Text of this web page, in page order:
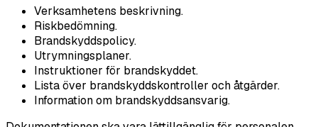
Verksamhetens beskrivning.
Riskbedömning.
Brandskyddspolicy.
Utrymningsplaner.
Instruktioner för brandskyddet.
Lista över brandskyddskontroller och åtgärder.
Information om brandskyddsansvarig.